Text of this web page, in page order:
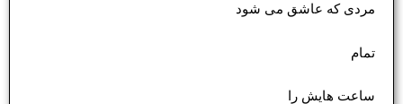
مردی که عاشق می شود
تمام
ساعت هایش را